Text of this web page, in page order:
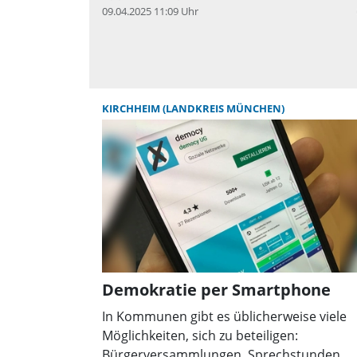
09.04.2025 11:09 Uhr
KIRCHHEIM (LANDKREIS MÜNCHEN)
Demokratie per Smartphone
In Kommunen gibt es üblicherweise viele
Möglichkeiten, sich zu beteiligen: